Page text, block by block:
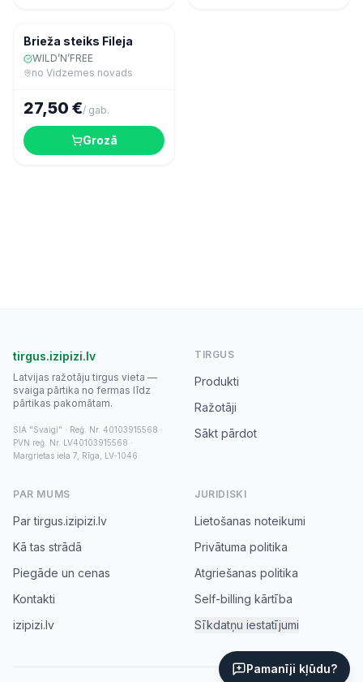
Brieža steiks Fileja
WILD’N’FREE
no Vidzemes novads
27,50 €/ gab.
Grozā
Pamanīji kļūdu?
tirgus.izipizi.lv
Latvijas ražotāju tirgus vieta —
svaiga pārtika no fermas līdz
pārtikas pakomātam.
SIA "Svaigi" · Reģ. Nr. 40103915568 ·
PVN reģ. Nr. LV40103915568 ·
Margrietas iela 7, Rīga, LV-1046
TIRGUS
Produkti
Ražotāji
Sākt pārdot
PAR MUMS
Par tirgus.izipizi.lv
Kā tas strādā
Piegāde un cenas
Kontakti
izipizi.lv
JURIDISKI
Lietošanas noteikumi
Privātuma politika
Atgriešanas politika
Self-billing kārtība
Sīkdatņu iestatījumi